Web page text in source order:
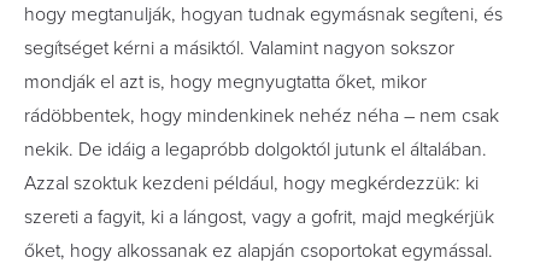
hogy megtanulják, hogyan tudnak egymásnak segíteni, és
segítséget kérni a másiktól. Valamint nagyon sokszor
mondják el azt is, hogy megnyugtatta őket, mikor
rádöbbentek, hogy mindenkinek nehéz néha – nem csak
nekik. De idáig a legapróbb dolgoktól jutunk el általában.
Azzal szoktuk kezdeni például, hogy megkérdezzük: ki
szereti a fagyit, ki a lángost, vagy a gofrit, majd megkérjük
őket, hogy alkossanak ez alapján csoportokat egymással.